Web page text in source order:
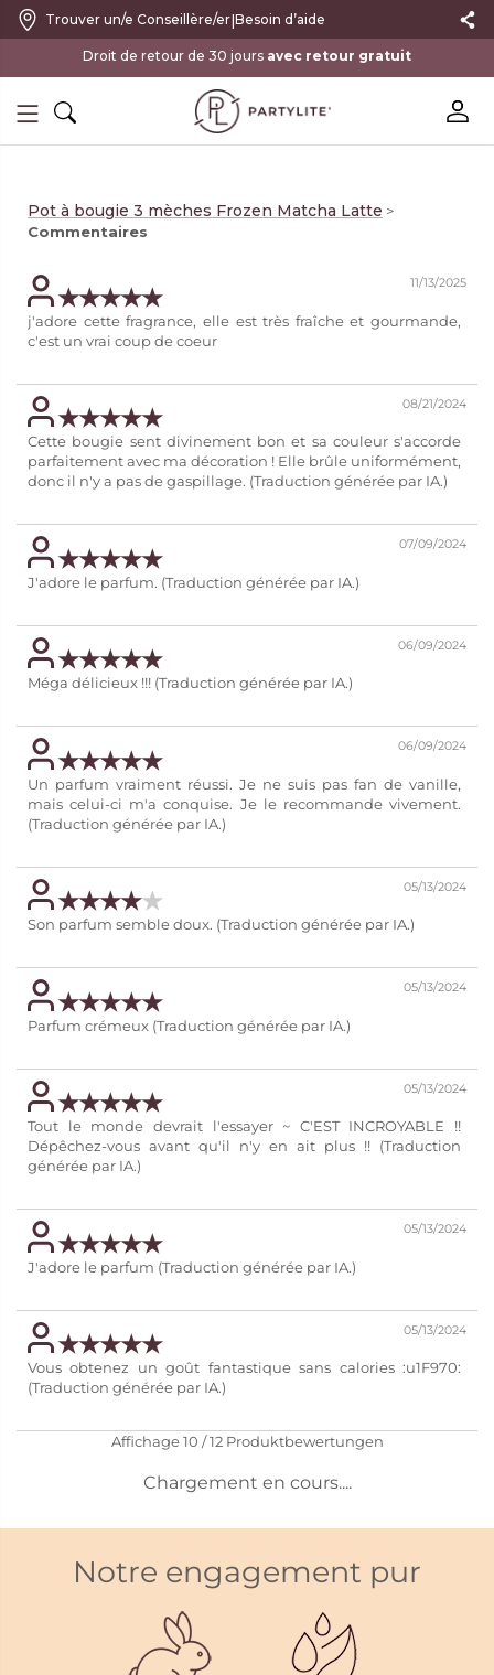
Trouver un/e Conseillère/er|Besoin d’aide
Droit de retour de 30 jours avec retour gratuit
Pot à bougie 3 mèches Frozen Matcha Latte >
Commentaires
11/13/2025
j'adore cette fragrance, elle est très fraîche et gourmande,
c'est un vrai coup de coeur
08/21/2024
Cette bougie sent divinement bon et sa couleur s'accorde
parfaitement avec ma décoration ! Elle brûle uniformément,
donc il n'y a pas de gaspillage. (Traduction générée par IA.)
07/09/2024
J'adore le parfum. (Traduction générée par IA.)
06/09/2024
Méga délicieux !!! (Traduction générée par IA.)
06/09/2024
Un parfum vraiment réussi. Je ne suis pas fan de vanille,
mais celui-ci m'a conquise. Je le recommande vivement.
(Traduction générée par IA.)
05/13/2024
Son parfum semble doux. (Traduction générée par IA.)
05/13/2024
Parfum crémeux (Traduction générée par IA.)
05/13/2024
Tout le monde devrait l'essayer ~ C'EST INCROYABLE !!
Dépêchez-vous avant qu'il n'y en ait plus !! (Traduction
générée par IA.)
05/13/2024
J'adore le parfum (Traduction générée par IA.)
05/13/2024
Vous obtenez un goût fantastique sans calories :u1F970:
(Traduction générée par IA.)
Affichage10 /12Produktbewertungen
Chargement en cours....
Notre engagement pur